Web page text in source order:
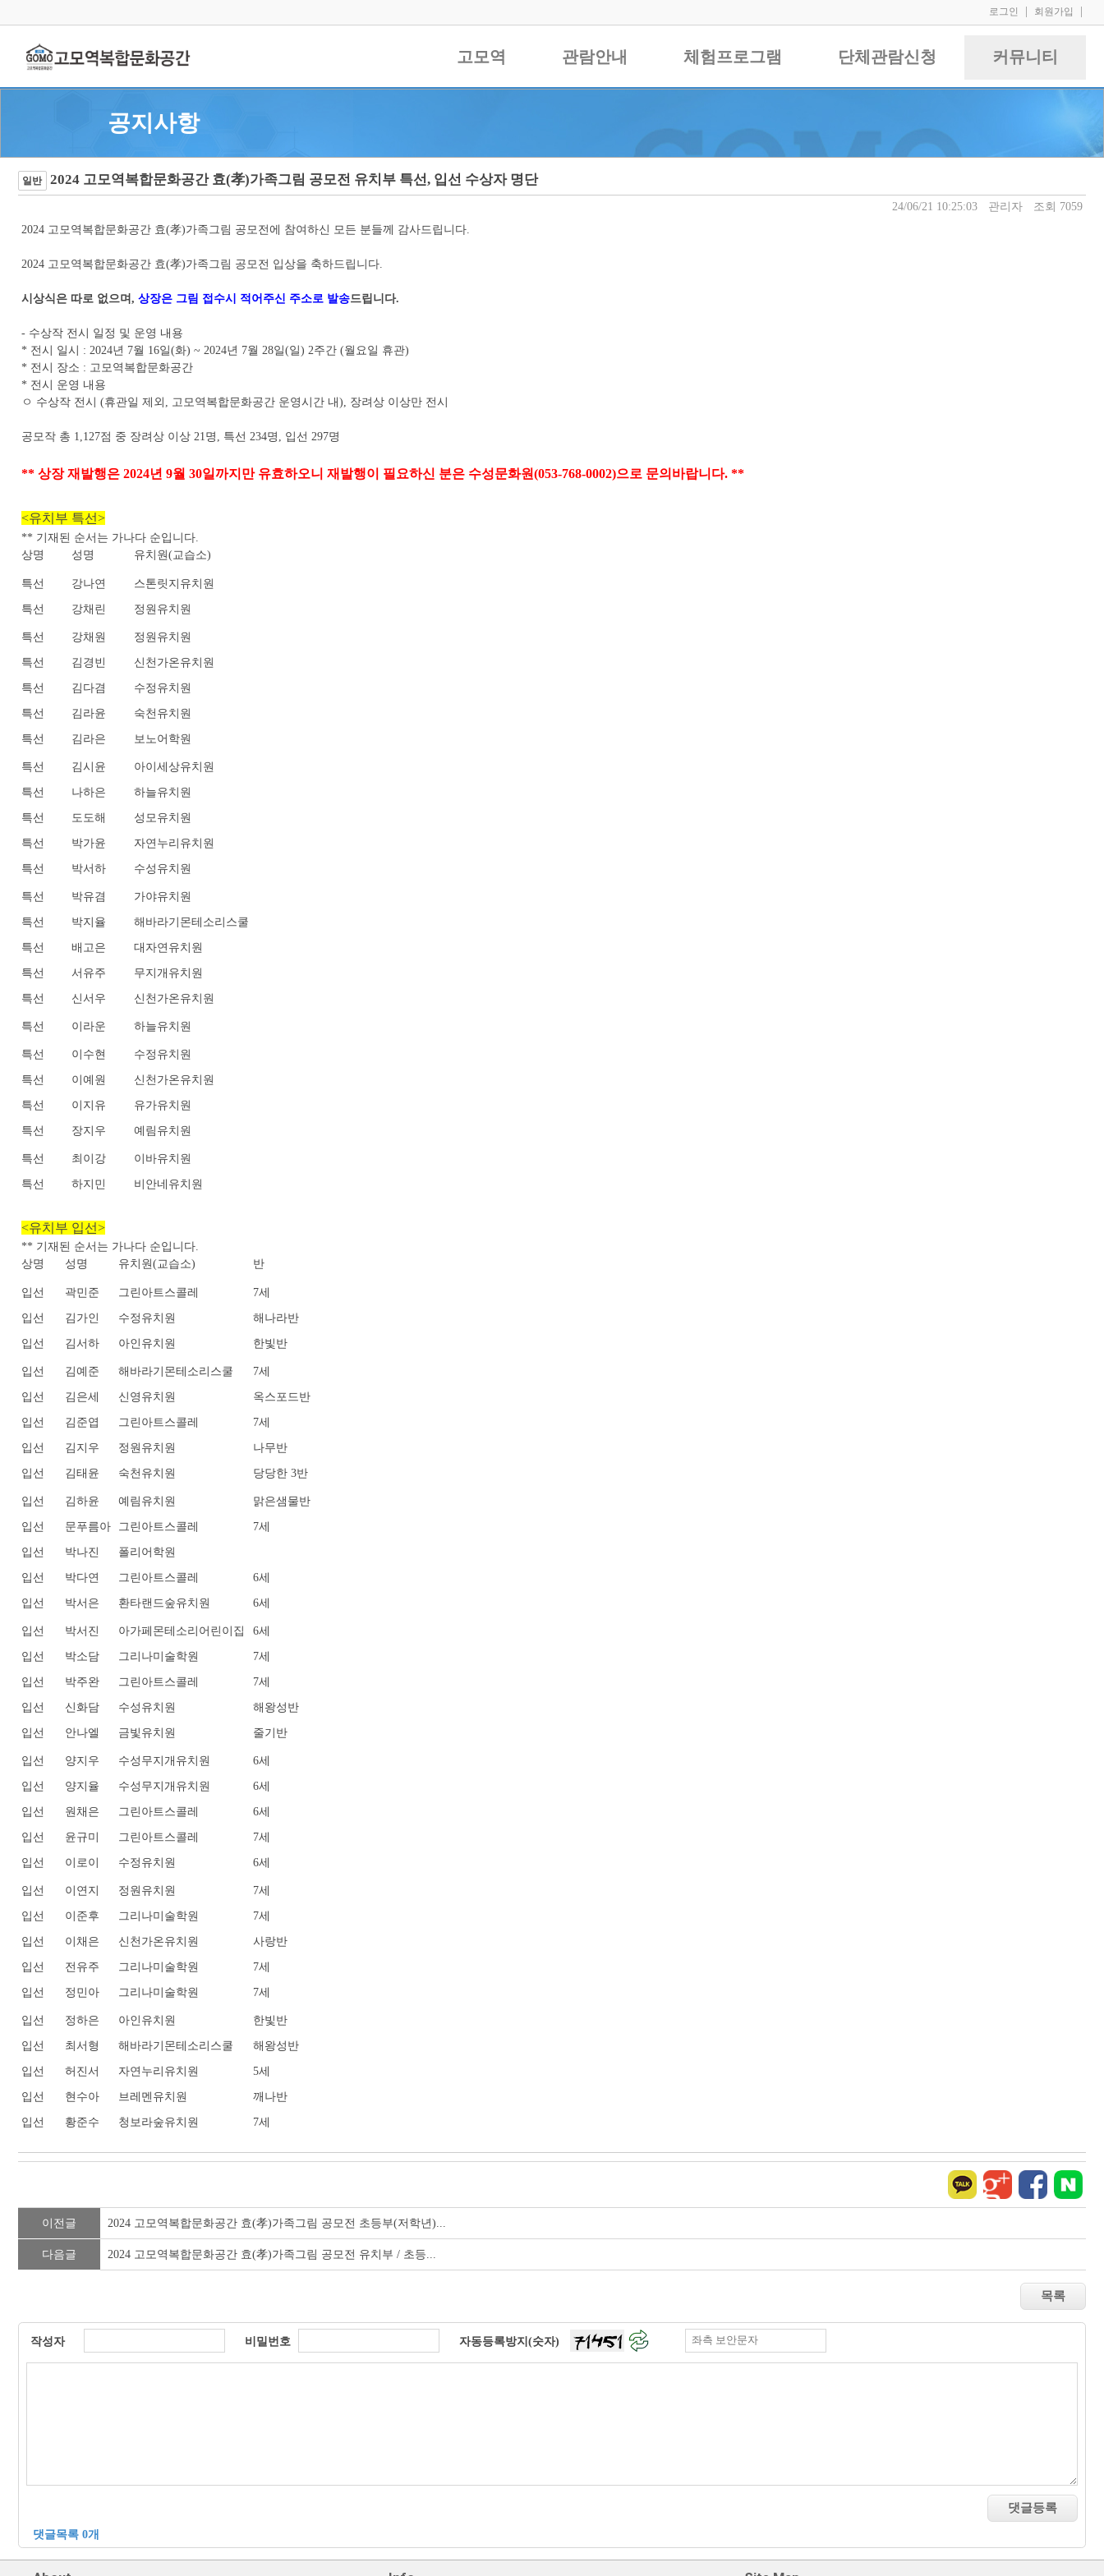
로그인 회원가입
고모역 관람안내 체험프로그램 단체관람신청 커뮤니티
공지사항
일반 2024 고모역복합문화공간 효(孝)가족그림 공모전 유치부 특선, 입선 수상자 명단
24/06/21 10:25:03 관리자
조회 7059
2024 고모역복합문화공간 효(孝)가족그림 공모전에 참여하신 모든 분들께 감사드립니다.
2024 고모역복합문화공간 효(孝)가족그림 공모전 입상을 축하드립니다.
시상식은 따로 없으며,상장은 그림 접수시 적어주신 주소로 발송드립니다.
- 수상작 전시 일정 및 운영 내용
* 전시 일시 : 2024년 7월 16일(화) ~ 2024년 7월 28일(일) 2주간 (월요일 휴관)
* 전시 장소 : 고모역복합문화공간
* 전시 운영 내용
ㅇ 수상작 전시 (휴관일 제외, 고모역복합문화공간 운영시간 내), 장려상 이상만 전시
공모작 총 1,127점 중 장려상 이상 21명, 특선 234명, 입선 297명
** 상장 재발행은 2024년 9월 30일까지만 유효하오니 재발행이 필요하신 분은 수성문화원(053-768-0002)으로 문의바랍니다. **
<유치부 특선>
** 기재된 순서는 가나다 순입니다.
상명
성명 유치원(교습소)
특선 강나연 스톤릿지유치원
특선 강채린 정원유치원
특선 강채원 정원유치원
특선 김경빈 신천가온유치원
특선 김다겸 수정유치원
특선 김라윤 숙천유치원
특선 김라은 보노어학원
특선 김시윤 아이세상유치원
특선 나하은 하늘유치원
특선 도도해 성모유치원
특선 박가윤 자연누리유치원
특선 박서하 수성유치원
특선 박유겸 가야유치원
특선 박지율 해바라기몬테소리스쿨
특선 배고은 대자연유치원
특선 서유주 무지개유치원
특선 신서우 신천가온유치원
특선 이라운 하늘유치원
특선 이수현 수정유치원
특선 이예원 신천가온유치원
특선 이지유 유가유치원
특선 장지우 예림유치원
특선 최이강 이바유치원
특선 하지민 비안네유치원
<유치부 입선>
** 기재된 순서는 가나다 순입니다.
상명
성명 유치원(교습소) 반
입선 곽민준 그린아트스콜레 7세
입선 김가인 수정유치원 해나라반
입선 김서하 아인유치원 한빛반
입선 김예준 해바라기몬테소리스쿨 7세
입선 김은세 신영유치원 옥스포드반
입선 김준엽 그린아트스콜레 7세
입선 김지우 정원유치원 나무반
입선 김태윤 숙천유치원 당당한 3반
입선 김하윤 예림유치원 맑은샘물반
입선 문푸름아 그린아트스콜레 7세
입선 박나진 폴리어학원
입선 박다연 그린아트스콜레 6세
입선 박서은 환타랜드숲유치원 6세
입선 박서진 아가페몬테소리어린이집 6세
입선 박소담 그리나미술학원 7세
입선 박주완 그린아트스콜레 7세
입선 신화담 수성유치원 해왕성반
입선 안나엘 금빛유치원 줄기반
입선 양지우 수성무지개유치원 6세
입선 양지율 수성무지개유치원 6세
입선 원채은 그린아트스콜레 6세
입선 윤규미 그린아트스콜레 7세
입선 이로이 수정유치원 6세
입선 이연지 정원유치원 7세
입선 이준후 그리나미술학원 7세
입선 이채은 신천가온유치원 사랑반
입선 전유주 그리나미술학원 7세
입선 정민아 그리나미술학원 7세
입선 정하은 아인유치원 한빛반
입선 최서형 해바라기몬테소리스쿨 해왕성반
입선 허진서 자연누리유치원 5세
입선 현수아 브레멘유치원 깨나반
입선 황준수 청보라숲유치원 7세
이전글 2024 고모역복합문화공간 효(孝)가족그림 공모전 초등부(저학년)...
다음글 2024 고모역복합문화공간 효(孝)가족그림 공모전 유치부 / 초등...
작성자 비밀번호 자동등록방지(숫자)
댓글목록 0개